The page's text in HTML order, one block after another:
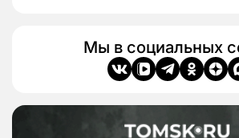
Мы в социальных